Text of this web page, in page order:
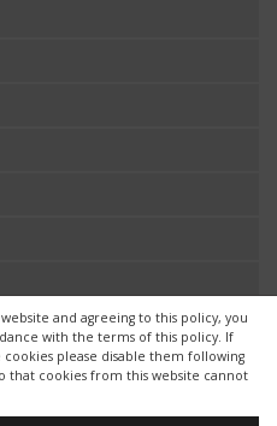
and agreeing to this policy, you
with the terms of this policy. If
please disable them following
that cookies from this website cannot
los derechos reservados.